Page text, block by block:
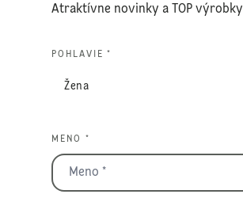
Atraktívne novinky a TOP výrobky
POHLAVIE *
MENO *